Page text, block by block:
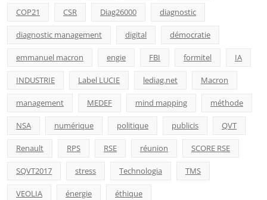
COP21 CSR Diag26000 diagnostic
diagnostic management digital démocratie
emmanuel macron engie FBI formitel IA
INDUSTRIE Label LUCIE lediag.net Macron
management MEDEF mind mapping méthode
NSA numérique politique publicis QVT
Renault RPS RSE réunion SCORE RSE
SQVT2017 stress Technologia TMS
VEOLIA énergie éthique